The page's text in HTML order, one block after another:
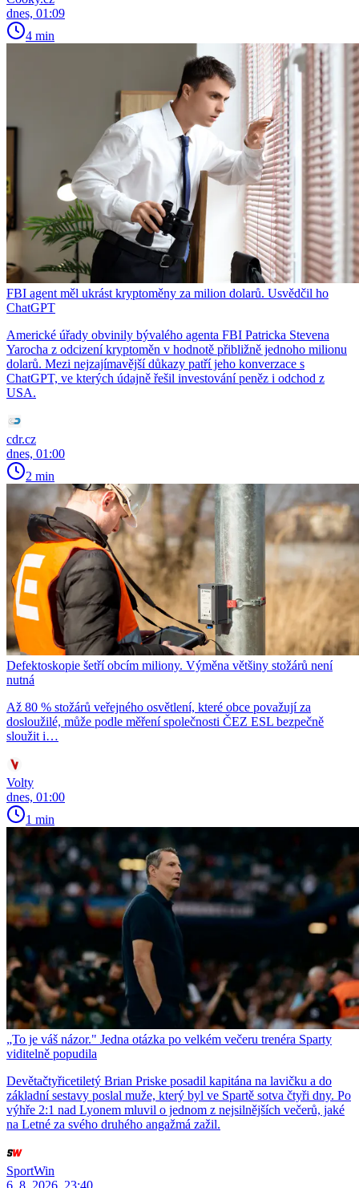
dnes, 01:09
4 min
FBI agent měl ukrást kryptoměny za milion dolarů. Usvědčil ho
ChatGPT
Americké úřady obvinily bývalého agenta FBI Patricka Stevena
Yarocha z odcizení kryptoměn v hodnotě přibližně jednoho milionu
dolarů. Mezi nejzajímavější důkazy patří jeho konverzace s
ChatGPT, ve kterých údajně řešil investování peněz i odchod z
USA.
cdr.cz
dnes, 01:00
2 min
Defektoskopie šetří obcím miliony. Výměna většiny stožárů není
nutná
Až 80 % stožárů veřejného osvětlení, které obce považují za
dosloužilé, může podle měření společnosti ČEZ ESL bezpečně
sloužit i…
Volty
dnes, 01:00
1 min
„To je váš názor." Jedna otázka po velkém večeru trenéra Sparty
viditelně popudila
Devětačtyřicetiletý Brian Priske posadil kapitána na lavičku a do
základní sestavy poslal muže, který byl ve Spartě sotva čtyři dny. Po
výhře 2:1 nad Lyonem mluvil o jednom z nejsilnějších večerů, jaké
na Letné za svého druhého angažmá zažil.
SportWin
6. 8. 2026, 23:40